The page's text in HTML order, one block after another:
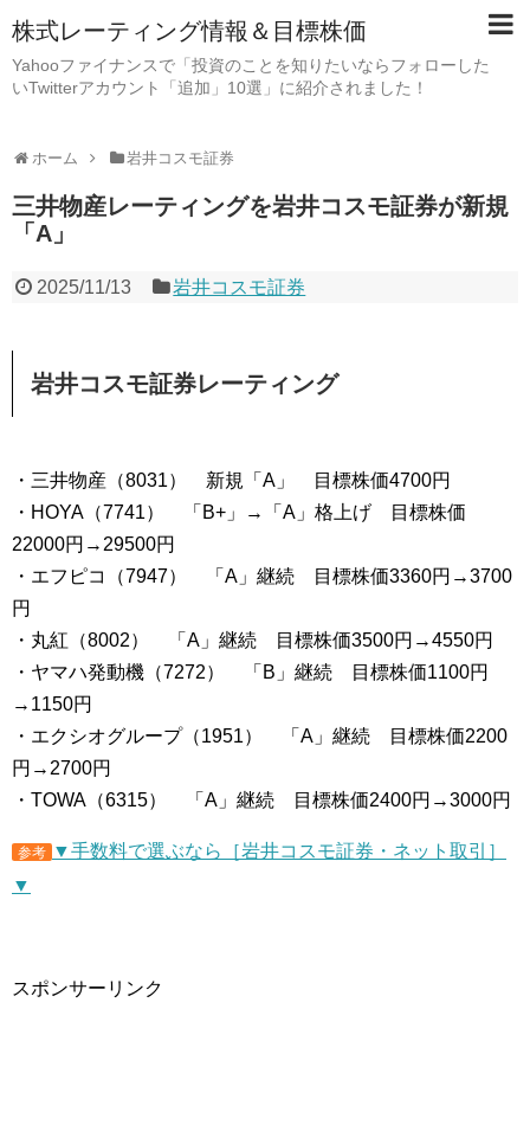
株式レーティング情報＆目標株価
Yahooファイナンスで「投資のことを知りたいならフォローした
いTwitterアカウント「追加」10選」に紹介されました！
ホーム 岩井コスモ証券
三井物産レーティングを岩井コスモ証券が新規
「A」
2025/11/13 岩井コスモ証券
岩井コスモ証券レーティング
・三井物産（8031） 新規「A」 目標株価4700円
・HOYA（7741） 「B+」→「A」格上げ 目標株価
22000円→29500円
・エフピコ（7947） 「A」継続 目標株価3360円→3700
円
・丸紅（8002） 「A」継続 目標株価3500円→4550円
・ヤマハ発動機（7272） 「B」継続 目標株価1100円
→1150円
・エクシオグループ（1951） 「A」継続 目標株価2200
円→2700円
・TOWA（6315） 「A」継続 目標株価2400円→3000円
参考 ▼手数料で選ぶなら［岩井コスモ証券・ネット取引］
▼
スポンサーリンク